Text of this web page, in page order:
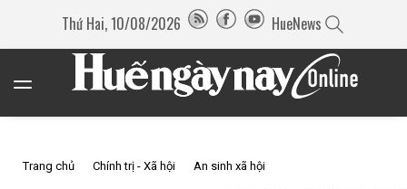
Thứ Hai, 10/08/2026 HueNews
Trang chủ Chính trị - Xã hội An sinh xã hội